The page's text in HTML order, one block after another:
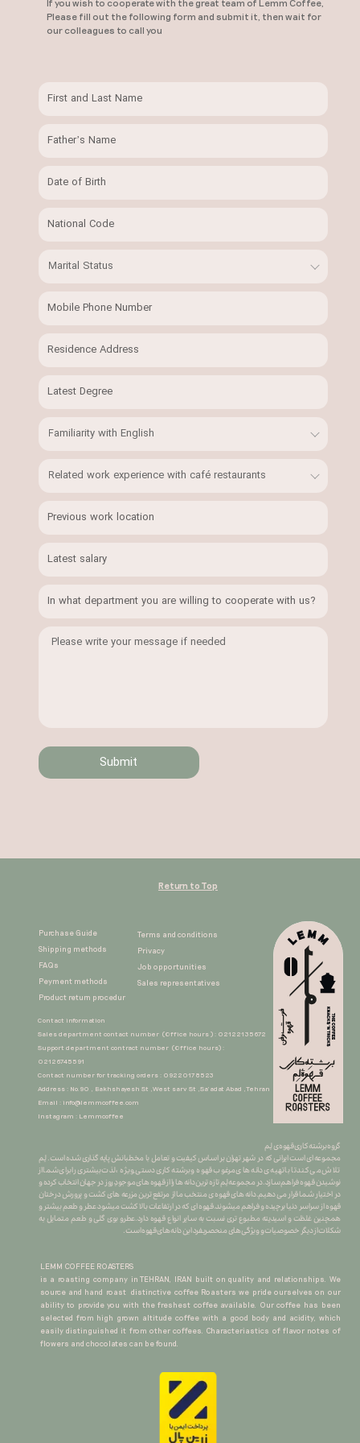
Please fill out the following form and submit it, then wait for
our colleagues to call you
Submit
گروه برشته کاری قهوه ی لِم
​​​​​​​مجموعه ای است ایرانی که در شهر تهران بر اساس کیفیت و تعامل با مخطبانش پایه گذاری شده است. لِم
تلاش می کند تا با تهیه ی دانه های مرغوب قهوه و برشته کاری دستی ِ ویژه ، لذت بیشتری را برای شما از
نوشیدن قهوه فراهم سازد.در مجموعه لِم تازه ترین دانه ها را از قهوه های موجودِ روز در جهان انتخاب کرده و
در اختیار شما قرار می دهیم.دانه های قهوه ی منتخب ما از مرتفع ترین مزرعه های کشت و پرورش درختان
قهوه از سراسر دنیا برچیده و فراهم میشوند.قهوه ای که در ارتفاعات بالا کشت میشود عطر و طعم بیشتر و
همچنین غلظت و اسیدیته مطبوع تری نسبت به سایر انواع قهوه دارد.عطرو بوی گلی و طعم متمایل به
شکلات از دیگر خصوصیات و ویژگی های منحصربفرد این دانه های قهوه است.
LEMM COFFEE ROASTERS
is a roasting company in TEHRAN, IRAN built on quality and relationships. We
source and hand roast distinctive coffee Roasters we pride ourselves on our
ability to provide you with the freshest coffee available. Our coffee has been
selected from high grown altitude coffee with a good body and acidity, which
easily distinguished it from other coffees. Characteriastics of flavor notes of
flowers and chocolates can be found.
Purchase Guide
Shipping methods
FAQs
Peyment methods
Product return procedur​​​​​​​
Terms and conditions
Privacy
Job opportunities
Sales representatives​​​​​​​
Contact information
Sales department contact number (Office hours ) : 02122135672
Support department contract number (Office hours) :
02126745591
Contact number for tracking orders : 09220178523
Address : No.90 , Bakhshayesh St ,West sarv St ,Sa'adat Abad ,Tehran
Email : info@lemmcoffee.com
Instagram : Lemmcoffee
Return to Top